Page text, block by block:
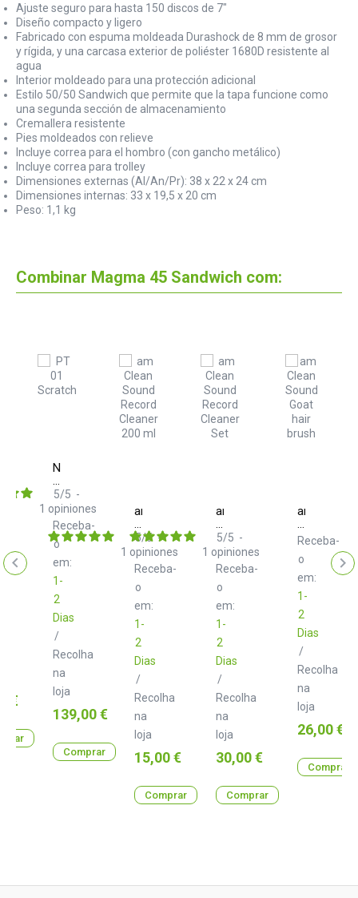
Ajuste seguro para hasta 150 discos de 7"
Diseño compacto y ligero
Fabricado con espuma moldeada Durashock de 8 mm de grosor
y rígida, y una carcasa exterior de poliéster 1680D resistente al
agua
Interior moldeado para una protección adicional
Estilo 50/50 Sandwich que permite que la tapa funcione como
una segunda sección de almacenamiento
Cremallera resistente
Pies moldeados con relieve
Incluye correa para el hombro (con gancho metálico)
Incluye correa para trolley
Dimensiones externas (Al/An/Pr): 38 x 22 x 24 cm
Dimensiones internas: 33 x 19,5 x 20 cm
Peso: 1,1 kg
Combinar Magma 45 Sandwich com:
€
Numark
PT
01
Scratch
Receba-
o
em:
1-
2
Dias
/
Recolha
na
loja
5/5 -
1 opiniones
Preço
139,00 €
Comprar
am
Clean
Sound
Record
Cleaner
200
ml
Receba-
o
em:
1-
2
Dias
/
Recolha
na
loja
5/5-
1 opiniones
Preço
15,00 €
Comprar
am
Clean
Sound
Record
Cleaner
Set
Receba-
o
em:
1-
2
Dias
/
Recolha
na
loja
5/5 -
1 opiniones
Preço
30,00 €
Comprar
am
Clean
Sound
Goat
hair
brush
Receba-
o
em:
1-
2
Dias
/
Recolha
na
loja
Preço
26,00 €
Comprar